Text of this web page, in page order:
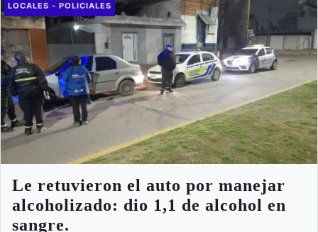
LOCALES - POLICIALES
Le retuvieron el auto por manejar
alcoholizado: dio 1,1 de alcohol en
sangre.